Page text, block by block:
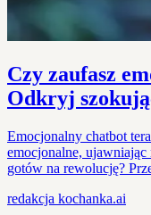
Czy zaufasz
Odkryj
Emocjonalny chatbot
emocjonalne,
gotów na rewolucję?
redakcja kochanka.ai